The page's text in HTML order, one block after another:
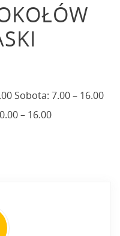
Sobota: 7.00 – 16.00
– 16.00